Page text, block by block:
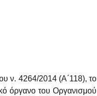
ν. 4264/2014 (Α΄118), το
όργανο του Οργανισμού